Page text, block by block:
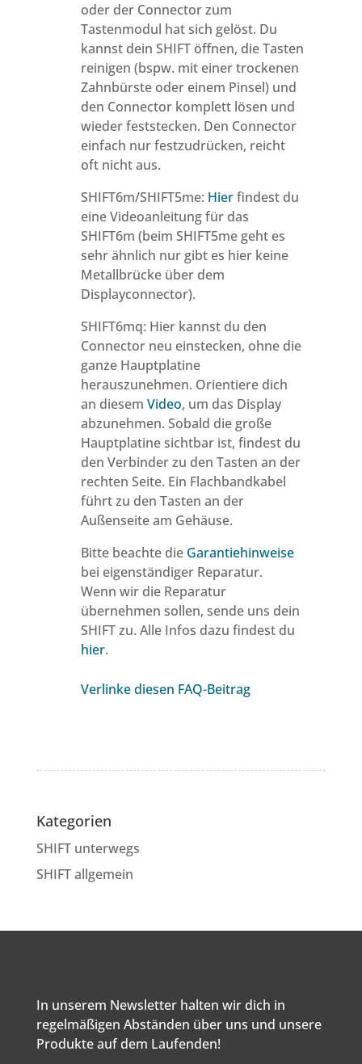
oder der Connector zum
Tastenmodul hat sich gelöst. Du
kannst dein SHIFT öffnen, die Tasten
reinigen (bspw. mit einer trockenen
Zahnbürste oder einem Pinsel) und
den Connector komplett lösen und
wieder feststecken. Den Connector
einfach nur festzudrücken, reicht
oft nicht aus.
SHIFT6m/SHIFT5me: Hierfindest du
eine Videoanleitung für das
SHIFT6m (beim SHIFT5me geht es
sehr ähnlich nur gibt es hier keine
Metallbrücke über dem
Displayconnector).
SHIFT6mq: Hier kannst du den
Connector neu einstecken, ohne die
ganze Hauptplatine
herauszunehmen. Orientiere dich
an diesem Video, um das Display
abzunehmen. Sobald die große
Hauptplatine sichtbar ist, findest du
den Verbinder zu den Tasten an der
rechten Seite. Ein Flachbandkabel
führt zu den Tasten an der
Außenseite am Gehäuse.
Bitte beachte die Garantiehinweise
bei eigenständiger Reparatur.
Wenn wir die Reparatur
übernehmen sollen, sende uns dein
SHIFT zu. Alle Infos dazu findest du
hier.
Verlinke diesen FAQ-Beitrag
Kategorien
SHIFT unterwegs
SHIFT allgemein
In unserem Newsletter halten wir dich in
regelmäßigen Abständen über uns und unsere
Produkte auf dem Laufenden!